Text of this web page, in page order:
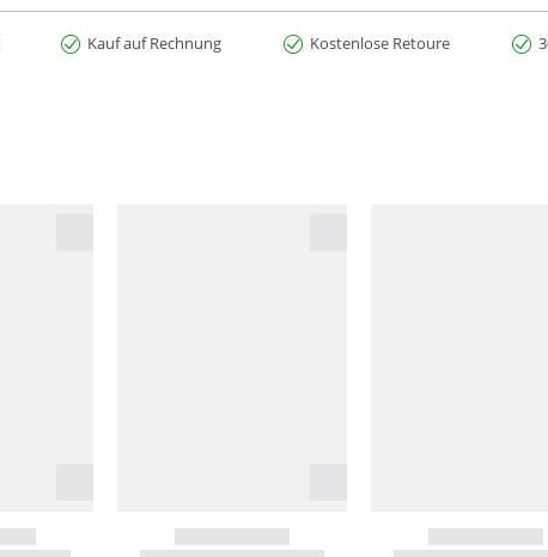
Kauf auf Rechnung Kostenlose Retoure